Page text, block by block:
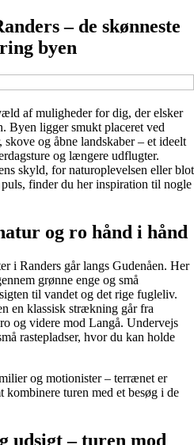
– de skønneste
byen
af muligheder for dig, der elsker
Byen ligger smukt placeret ved
og åbne landskaber – et ideelt
og længere udflugter.
skyld, for naturoplevelsen eller blot
finder du her inspiration til nogle
og ro hånd i hånd
i Randers går langs Gudenåen. Her
grønne enge og små
til vandet og det rige fugleliv.
en klassisk strækning går fra
og videre mod Langå. Undervejs
rastepladser, hvor du kan holde
og motionister – terrænet er
turen med et besøg i de
udsigt – turen mod